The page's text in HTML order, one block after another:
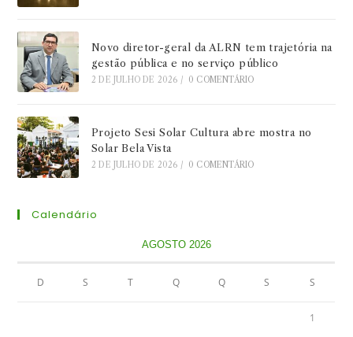
Novo diretor-geral da ALRN tem trajetória na
gestão pública e no serviço público
2 DE JULHO DE 2026 / 0 COMENTÁRIO
Projeto Sesi Solar Cultura abre mostra no
Solar Bela Vista
2 DE JULHO DE 2026 / 0 COMENTÁRIO
Calendário
AGOSTO 2026
D S T Q Q S S
1